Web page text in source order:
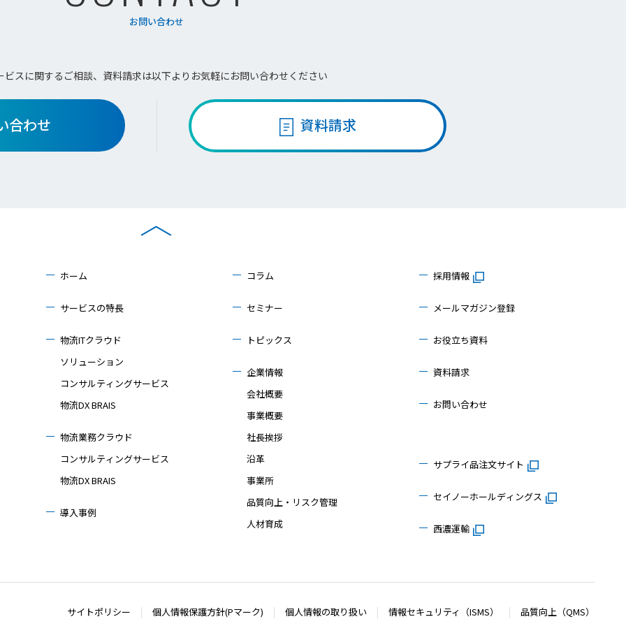
お問い合わせ
ビスに関するご相談、資料請求は以下よりお気軽にお問い合わせください
合わせ 資料請求
ホーム
サービスの特長
物流ITクラウド
ソリューション
コンサルティングサービス
物流DX BRAIS
物流業務クラウド
コンサルティングサービス
物流DX BRAIS
導入事例
コラム
セミナー
トピックス
企業情報
会社概要
事業概要
社長挨拶
沿革
事業所
品質向上・リスク管理
人材育成
採用情報
メールマガジン登録
お役立ち資料
資料請求
お問い合わせ
サプライ品注文サイト
セイノーホールディングス
西濃運輸
サイトポリシー 個人情報保護方針(Pマーク) 個人情報の取り扱い 情報セキュリティ（ISMS） 品質向上（QMS）